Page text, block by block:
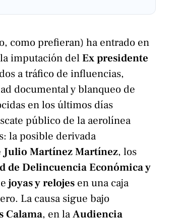
como prefieran) ha entrado en
imputación delEx presidente
a tráfico de influencias,
documental y blanqueo de
en los últimos días
público de la aerolínea
la posible derivada
Julio Martínez Martínez, los
de Delincuencia Económica y
joyas y relojes en una caja
La causa sigue bajo
Calama, en laAudiencia